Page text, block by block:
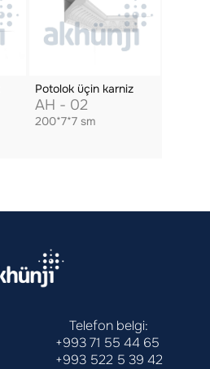
Potolok üçin karniz
AH - 02
200*7*7 sm
Telefon belgi:
+993 71 55 44 65
+993 522 5 39 42